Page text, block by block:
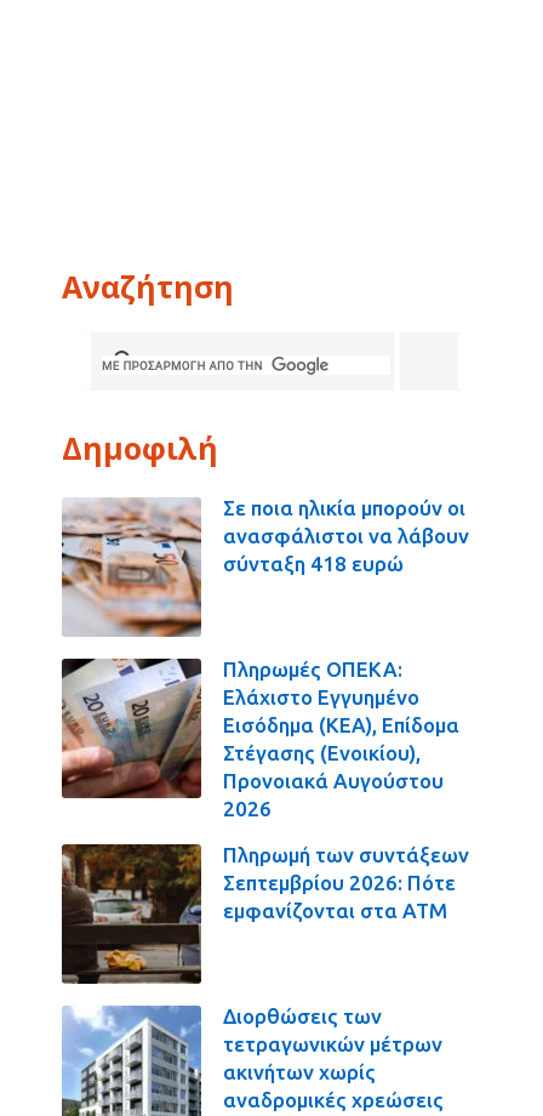
Αναζήτηση
Δημοφιλή
Σε ποια ηλικία μπορούν οι
ανασφάλιστοι να λάβουν
σύνταξη 418 ευρώ
Πληρωμές ΟΠΕΚΑ:
Ελάχιστο Εγγυημένο
Εισόδημα (ΚΕΑ), Επίδομα
Στέγασης (Ενοικίου),
Προνοιακά Αυγούστου
2026
Πληρωμή των συντάξεων
Σεπτεμβρίου 2026: Πότε
εμφανίζονται στα ΑΤΜ
Διορθώσεις των
τετραγωνικών μέτρων
ακινήτων χωρίς
αναδρομικές χρεώσεις